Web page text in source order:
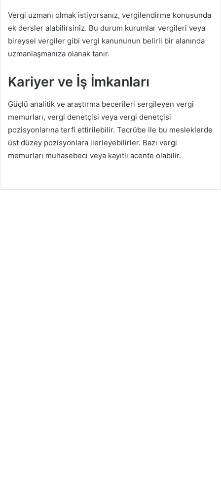
Vergi uzmanı olmak istiyorsanız, vergilendirme konusunda
ek dersler alabilirsiniz. Bu durum kurumlar vergileri veya
bireysel vergiler gibi vergi kanununun belirli bir alanında
uzmanlaşmanıza olanak tanır.
Kariyer ve İş İmkanları
Güçlü analitik ve araştırma becerileri sergileyen vergi
memurları, vergi denetçisi veya vergi denetçisi
pozisyonlarına terfi ettirilebilir. Tecrübe ile bu mesleklerde
üst düzey pozisyonlara ilerleyebilirler. Bazı vergi
memurları muhasebeci veya kayıtlı acente olabilir.